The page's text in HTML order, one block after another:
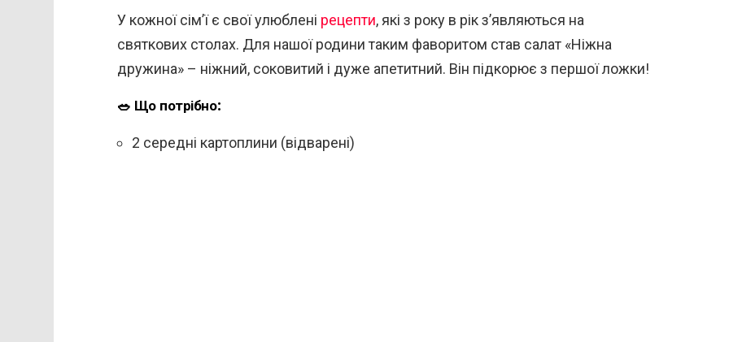
У кожної сім’ї є свої улюблені рецепти, які з року в рік з’являються на
святкових столах. Для нашої родини таким фаворитом став салат «Ніжна
дружина» – ніжний, соковитий і дуже апетитний. Він підкорює з першої ложки!
🥗 Що потрібно:
2 середні картоплини (відварені)